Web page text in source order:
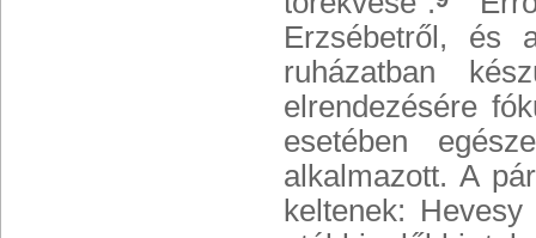
Erzsébetről, és
ruházatban
elrendezésére
esetében
alkalmazott. A
keltenek: